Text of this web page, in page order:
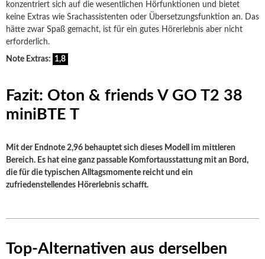
konzentriert sich auf die wesentlichen Hörfunktionen und bietet
keine Extras wie Srachassistenten oder Übersetzungsfunktion an. Das
hätte zwar Spaß gemacht, ist für ein gutes Hörerlebnis aber nicht
erforderlich.
Note Extras: 1,8
Fazit: Oton & friends V GO T2 38
miniBTE T
Mit der Endnote 2,96 behauptet sich dieses Modell im mittleren
Bereich. Es hat eine ganz passable Komfortausstattung mit an Bord,
die für die typischen Alltagsmomente reicht und ein
zufriedenstellendes Hörerlebnis schafft.
Top-Alternativen aus derselben